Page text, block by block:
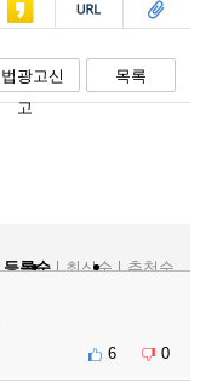
카스 복사 스크랩
광고신
고
목록
등록순
최신순 추천순
6 0